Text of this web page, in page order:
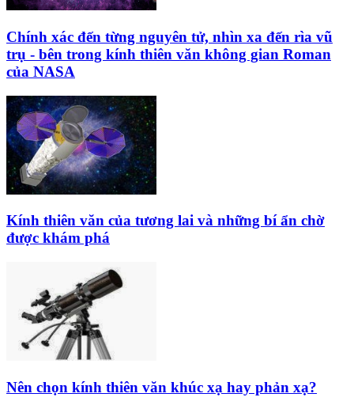
Chính xác đến từng nguyên tử, nhìn xa đến rìa vũ
trụ - bên trong kính thiên văn không gian Roman
của NASA
Kính thiên văn của tương lai và những bí ẩn chờ
được khám phá
Nên chọn kính thiên văn khúc xạ hay phản xạ?